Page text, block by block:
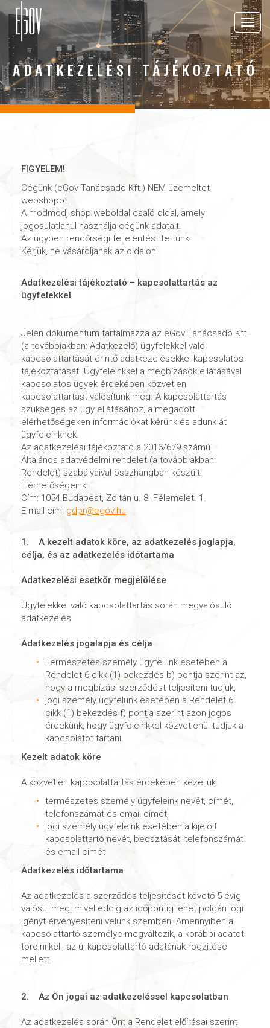
Toggle
ADATKEZELÉSI TÁJÉKOZTATÓ
FIGYELEM!
Cégünk (eGov Tanácsadó Kft.) NEM üzemeltet
webshopot.
A modmodj.shop weboldal csaló oldal, amely
jogosulatlanul használja cégünk adatait.
Az ügyben rendőrségi feljelentést tettünk.
Kérjük, ne vásároljanak az oldalon!
Adatkezelési tájékoztató – kapcsolattartás az
ügyfelekkel
Jelen dokumentum tartalmazza az eGov Tanácsadó Kft.
(a továbbiakban: Adatkezelő) ügyfelekkel való
kapcsolattartását érintő adatkezelésekkel kapcsolatos
tájékoztatását. Ügyfeleinkkel a megbízások ellátásával
kapcsolatos ügyek érdekében közvetlen
kapcsolattartást valósítunk meg. A kapcsolattartás
szükséges az ügy ellátásához, a megadott
elérhetőségeken információkat kérünk és adunk át
ügyfeleinknek.
Az adatkezelési tájékoztató a 2016/679 számú
Általános adatvédelmi rendelet (a továbbiakban:
Rendelet) szabályaival összhangban készült.
Elérhetőségeink:
Cím: 1054 Budapest, Zoltán u. 8. Félemelet. 1.
E-mail cím: gdpr@egov.hu
1. A kezelt adatok köre, az adatkezelés joglapja,
célja, és az adatkezelés időtartama
Adatkezelési esetkör megjelölése
Ügyfelekkel való kapcsolattartás során megvalósuló
adatkezelés.
Adatkezelés jogalapja és célja
Természetes személy ügyfelünk esetében a
Rendelet 6 cikk (1) bekezdés b) pontja szerint az,
hogy a megbízási szerződést teljesíteni tudjuk,
jogi személy ügyfelünk esetében a Rendelet 6
cikk (1) bekezdés f) pontja szerint azon jogos
érdekünk, hogy ügyfeleinkkel közvetlenül tudjuk a
kapcsolatot tartani.
Kezelt adatok köre
A közvetlen kapcsolattartás érdekében kezeljük:
természetes személy ügyfeleink nevét, címét,
telefonszámát és email címét,
jogi személy ügyfeleink esetében a kijelölt
kapcsolattartó nevét, beosztását, telefonszámát
és email címét
Adatkezelés időtartama
Az adatkezelés a szerződés teljesítését követő 5 évig
valósul meg, mivel eddig az időpontig lehet polgári jogi
igényt érvényesíteni velünk szemben. Amennyiben a
kapcsolattartó személye megváltozik, a korábbi adatot
törölni kell, az új kapcsolattartó adatának rögzítése
mellett.
2. Az Ön jogai az adatkezeléssel kapcsolatban
Az adatkezelés során Önt a Rendelet előírásai szerint